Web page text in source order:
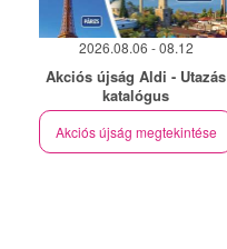
2026.08.06 - 08.12
Akciós újság Aldi - Utazás
katalógus
Akciós újság megtekintése